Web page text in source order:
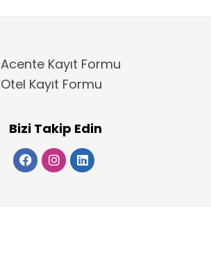
Acente Kayıt Formu
Otel Kayıt Formu
Bizi Takip Edin